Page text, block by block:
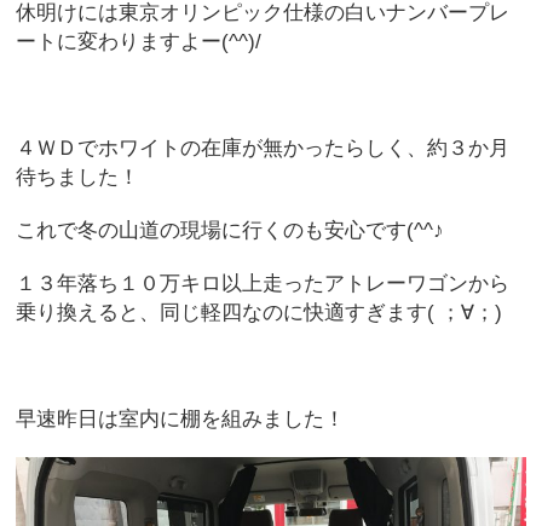
休明けには東京オリンピック仕様の白いナンバープレ
ートに変わりますよー(^^)/
４ＷＤでホワイトの在庫が無かったらしく、約３か月
待ちました！
これで冬の山道の現場に行くのも安心です(^^♪
１３年落ち１０万キロ以上走ったアトレーワゴンから
乗り換えると、同じ軽四なのに快適すぎます( ；∀；)
早速昨日は室内に棚を組みました！